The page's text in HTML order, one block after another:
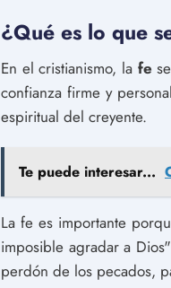
¿Qué es lo que
En el cristianismo, la fe
confianza firme y
espiritual del creyente.
Te puede interesar...
La fe es importante
imposible agradar a
perdón de los pecados,